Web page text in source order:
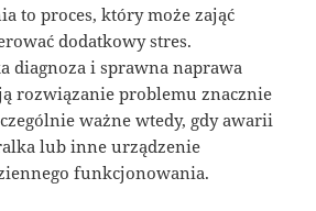
to proces, który może zająć
dodatkowy stres.
diagnoza i sprawna naprawa
rozwiązanie problemu znacznie
ważne wtedy, gdy awarii
lub inne urządzenie
funkcjonowania.